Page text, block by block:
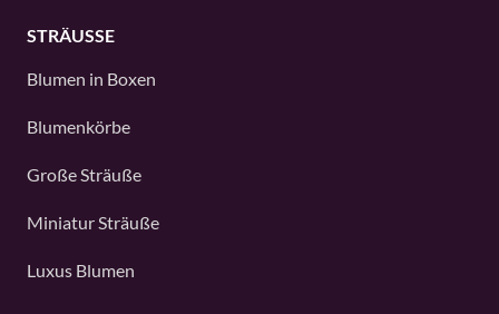
STRÄUSSE
Blumen in Boxen
Blumenkörbe
Große Sträuße
Miniatur Sträuße
Luxus Blumen